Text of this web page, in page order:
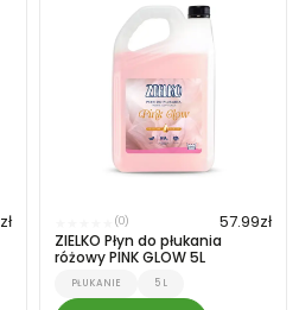
zł (0) 57.99zł
ZIELKO Płyn do płukania
różowy PINK GLOW 5L
PŁUKANIE 5 L